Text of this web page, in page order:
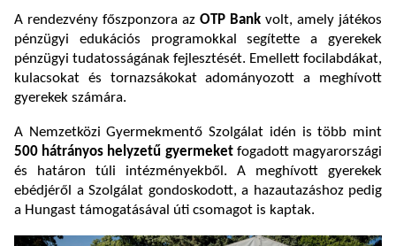
A rendezvény főszponzora az OTP Bank volt, amely játékos
pénzügyi edukációs programokkal segítette a gyerekek
pénzügyi tudatosságának fejlesztését. Emellett focilabdákat,
kulacsokat és tornazsákokat adományozott a meghívott
gyerekek számára.
A Nemzetközi Gyermekmentő Szolgálat idén is több mint
500 hátrányos helyzetű gyermeketfogadott magyarországi
és határon túli intézményekből. A meghívott gyerekek
ebédjéről a Szolgálat gondoskodott, a hazautazáshoz pedig
a Hungast támogatásával úti csomagot is kaptak.